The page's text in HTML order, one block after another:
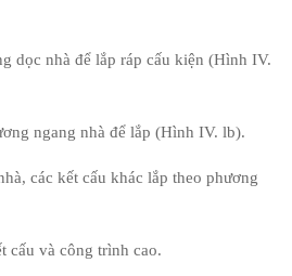
dọc nhà để lắp ráp cấu kiện (Hình IV.
ngang nhà để lắp (Hình IV. lb).
các kết cấu khác lắp theo phương
cấu và công trình cao.